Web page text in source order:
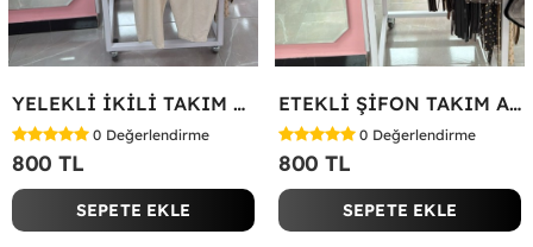
YELEKLİ İKİLİ TAKIM Bej
0 Değerlendirme
800 TL
SEPETE EKLE
ETEKLİ ŞİFON TAKIM Acı Kahve
0 Değerlendirme
800 TL
SEPETE EKLE